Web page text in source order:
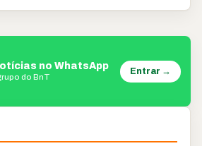
no WhatsApp
do BnT
Entrar →